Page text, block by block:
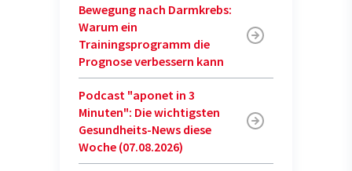
Bewegung nach Darmkrebs:
Warum ein
Trainingsprogramm die
Prognose verbessern kann
Podcast "aponet in 3
Minuten": Die wichtigsten
Gesundheits-News diese
Woche (07.08.2026)